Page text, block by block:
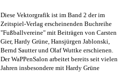
Diese Vektorgrafik ist im Band 2 der im
Zeitspiel-Verlag erscheinenden Buchreihe
"Fußballvereine" mit Beiträgen von Carsten
Gier, Hardy Grüne, Hansjürgen Jablonski,
Bernd Sautter und Olaf Wuttke erschienen.
Der WaPPenSalon arbeitet bereits seit vielen
Jahren insbesondere mit Hardy Grüne